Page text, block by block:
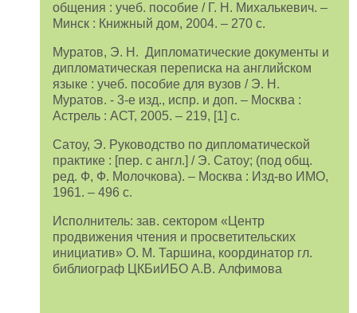
общения : учеб. пособие / Г. Н. Михалькевич. –
Минск : Книжный дом, 2004. – 270 с.
Муратов, Э. Н. Дипломатические документы и
дипломатическая переписка на английском
языке : учеб. пособие для вузов / Э. Н.
Муратов. - 3-е изд., испр. и доп. – Москва :
Астрель : АСТ, 2005. – 219, [1] с.
Сатоу, Э. Руководство по дипломатической
практике : [пер. с англ.] / Э. Сатоу; (под общ.
ред. Ф, Ф. Молочкова). – Москва : Изд-во ИМО,
1961. – 496 с.
Исполнитель: зав. сектором «Центр
продвижения чтения и просветительских
инициатив» О. М. Таршина, координатор гл.
библиограф ЦКБиИБО А.В. Алфимова